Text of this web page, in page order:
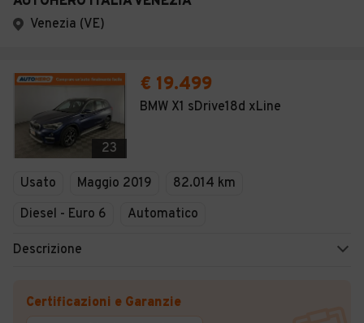
Venezia (VE)
23
€ 19.499
BMW X1 sDrive18d xLine
Usato Maggio 2019
82.014 km
Diesel - Euro 6
Automatico
Descrizione
Certificazioni e Garanzie